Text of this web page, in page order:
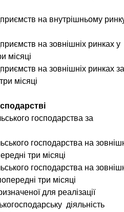
на внутрішньому
на зовнішніх ринках у
місяці
на зовнішніх ринках за
місяці
господарства за
господарства на
три місяці
господарства на
три місяці
для реалізації
діяльність